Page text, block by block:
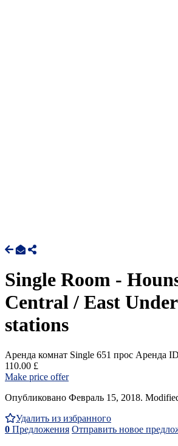
Single Room -
Central / East
stations
Аренда комнат Single 651 прос Аренда
110.00 £
Make price offer
Опубликовано Февраль 15, 2018.
Удалить из избранного
0 Предложения Отправить новое